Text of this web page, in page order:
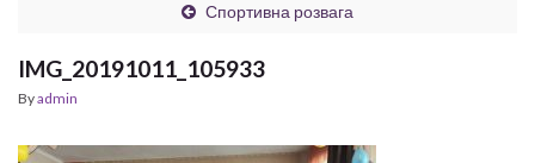
Спортивна розвага
IMG_20191011_105933
Byadmin